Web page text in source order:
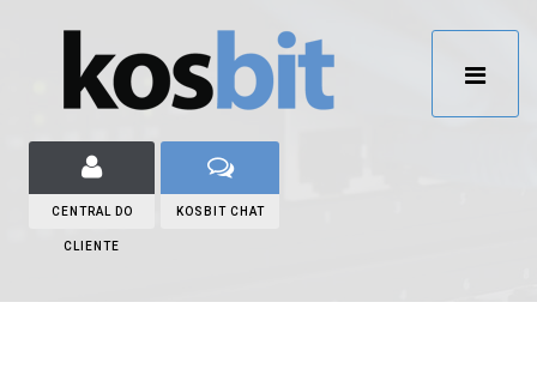
CENTRAL DO
CLIENTE
KOSBIT CHAT